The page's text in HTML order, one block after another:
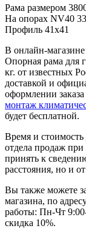
Рама размером
На опорах NV40
Профиль 41х41
В онлайн-
Опорная рама для
кг. от известных
доставкой и
оформлении
монтаж
будет бесплатной.
Время и
отдела продаж
принять к
расстояния, но и
Вы также можете
магазина, по
работы: Пн-Чт
скидка 10%.